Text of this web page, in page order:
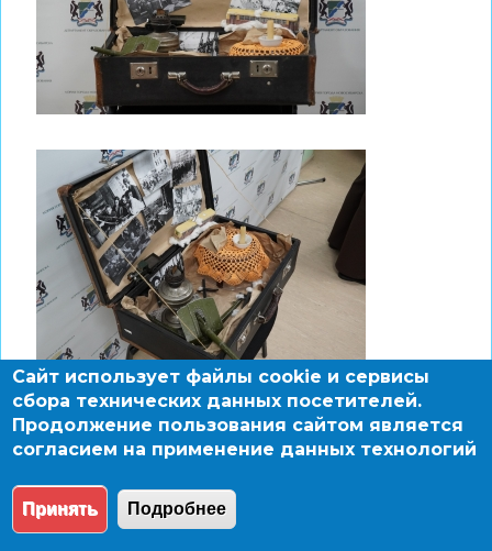
Сайт использует файлы cookie и сервисы
сбора технических данных посетителей.
Продолжение пользования сайтом является
согласием на применение данных технологий
Принять Подробнее